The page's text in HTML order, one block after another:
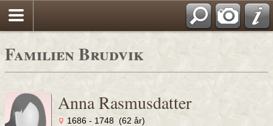
Familien Brudvik
Anna Rasmusdatter
1686 - 1748 (62 år)